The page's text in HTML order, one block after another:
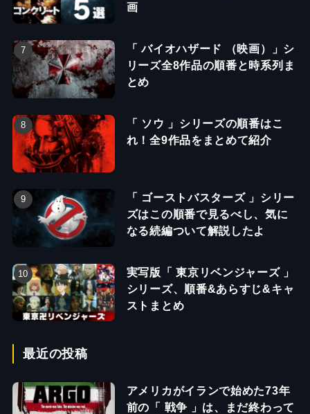
画
「 バイオハザード （映画）」シ
リーズ全8作品の順番と時系列ま
とめ
「 ソウ 」シリーズの順番はこ
れ！全9作品をまとめて紹介
「 ゴーストバスターズ 」シリー
ズはこの順番で見るべし、気に
なる続編ついて解説したよ
実写版「 東京リベンジャーズ 」
シリーズ、順番&あらすじ&キャ
ストまとめ
最近の投稿
アメリカがイランで始めた73年
前の「 戦争 」は、まだ終わって